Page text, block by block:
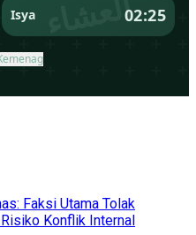
Faksi Utama Tolak
Konflik Internal